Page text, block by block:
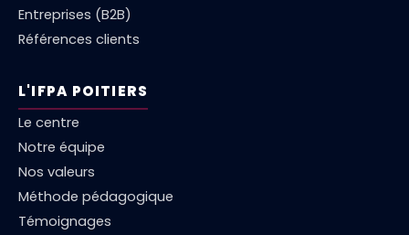
Entreprises (B2B)
Références clients
L'IFPA POITIERS
Le centre
Notre équipe
Nos valeurs
Méthode pédagogique
Témoignages